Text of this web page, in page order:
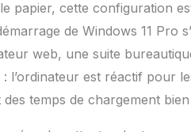
papier, cette configuration
de Windows 11 Pro
web, une suite
l’ordinateur est réactif pour
temps de chargement